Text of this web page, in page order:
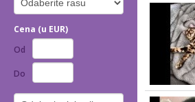
Cena (u EUR)
Od
Do